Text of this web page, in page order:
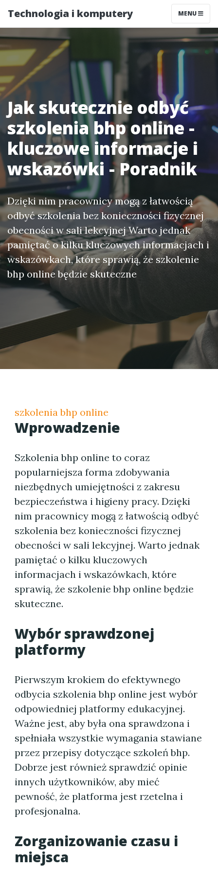
Technologia i komputery MENU
Jak skutecznie odbyć
szkolenia bhp online -
kluczowe informacje i
wskazówki - Poradnik
Dzięki nim pracownicy mogą z łatwością
odbyć szkolenia bez konieczności fizycznej
obecności w sali lekcyjnej Warto jednak
pamiętać o kilku kluczowych informacjach i
wskazówkach, które sprawią, że szkolenie
bhp online będzie skuteczne
szkolenia bhp online
Wprowadzenie
Szkolenia bhp online to coraz
popularniejsza forma zdobywania
niezbędnych umiejętności z zakresu
bezpieczeństwa i higieny pracy. Dzięki
nim pracownicy mogą z łatwością odbyć
szkolenia bez konieczności fizycznej
obecności w sali lekcyjnej. Warto jednak
pamiętać o kilku kluczowych
informacjach i wskazówkach, które
sprawią, że szkolenie bhp online będzie
skuteczne.
Wybór sprawdzonej
platformy
Pierwszym krokiem do efektywnego
odbycia szkolenia bhp online jest wybór
odpowiedniej platformy edukacyjnej.
Ważne jest, aby była ona sprawdzona i
spełniała wszystkie wymagania stawiane
przez przepisy dotyczące szkoleń bhp.
Dobrze jest również sprawdzić opinie
innych użytkowników, aby mieć
pewność, że platforma jest rzetelna i
profesjonalna.
Zorganizowanie czasu i
miejsca